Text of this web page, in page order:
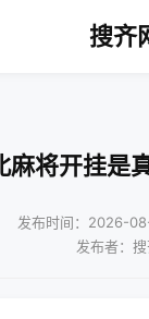
搜齐
麻将开挂是
发布时间：2026-
发布者：